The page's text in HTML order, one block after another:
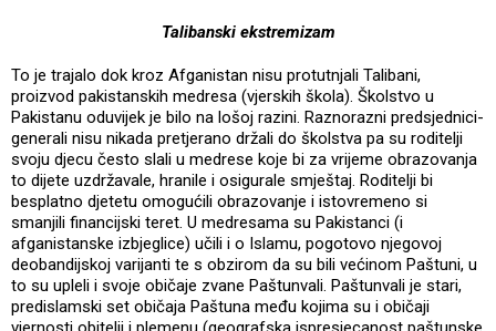
Talibanski ekstremizam
To je trajalo dok kroz Afganistan nisu protutnjali Talibani,
proizvod pakistanskih medresa (vjerskih škola). Školstvo u
Pakistanu oduvijek je bilo na lošoj razini. Raznorazni predsjednici-
generali nisu nikada pretjerano držali do školstva pa su roditelji
svoju djecu često slali u medrese koje bi za vrijeme obrazovanja
to dijete uzdržavale, hranile i osigurale smještaj. Roditelji bi
besplatno djetetu omogućili obrazovanje i istovremeno si
smanjili financijski teret. U medresama su Pakistanci (i
afganistanske izbjeglice) učili i o Islamu, pogotovo njegovoj
deobandijskoj varijanti te s obzirom da su bili većinom Paštuni, u
to su upleli i svoje običaje zvane Paštunvali. Paštunvali je stari,
predislamski set običaja Paštuna među kojima su i običaji